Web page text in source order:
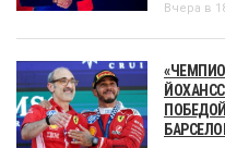
Вчера в